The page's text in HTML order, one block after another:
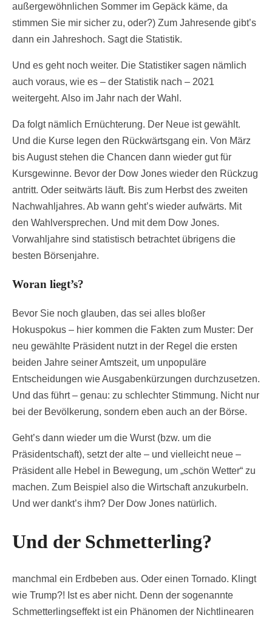
außergewöhnlichen Sommer im Gepäck käme, da
stimmen Sie mir sicher zu, oder?) Zum Jahresende gibt’s
dann ein Jahreshoch. Sagt die Statistik.
Und es geht noch weiter. Die Statistiker sagen nämlich
auch voraus, wie es – der Statistik nach – 2021
weitergeht. Also im Jahr nach der Wahl.
Da folgt nämlich Ernüchterung. Der Neue ist gewählt.
Und die Kurse legen den Rückwärtsgang ein. Von März
bis August stehen die Chancen dann wieder gut für
Kursgewinne. Bevor der Dow Jones wieder den Rückzug
antritt. Oder seitwärts läuft. Bis zum Herbst des zweiten
Nachwahljahres. Ab wann geht’s wieder aufwärts. Mit
den Wahlversprechen. Und mit dem Dow Jones.
Vorwahljahre sind statistisch betrachtet übrigens die
besten Börsenjahre.
Woran liegt’s?
Bevor Sie noch glauben, das sei alles bloßer
Hokuspokus – hier kommen die Fakten zum Muster: Der
neu gewählte Präsident nutzt in der Regel die ersten
beiden Jahre seiner Amtszeit, um unpopuläre
Entscheidungen wie Ausgabenkürzungen durchzusetzen.
Und das führt – genau: zu schlechter Stimmung. Nicht nur
bei der Bevölkerung, sondern eben auch an der Börse.
Geht’s dann wieder um die Wurst (bzw. um die
Präsidentschaft), setzt der alte – und vielleicht neue –
Präsident alle Hebel in Bewegung, um „schön Wetter“ zu
machen. Zum Beispiel also die Wirtschaft anzukurbeln.
Und wer dankt’s ihm? Der Dow Jones natürlich.
Und der Schmetterling?
manchmal ein Erdbeben aus. Oder einen Tornado. Klingt
wie Trump?! Ist es aber nicht. Denn der sogenannte
Schmetterlingseffekt ist ein Phänomen der Nichtlinearen